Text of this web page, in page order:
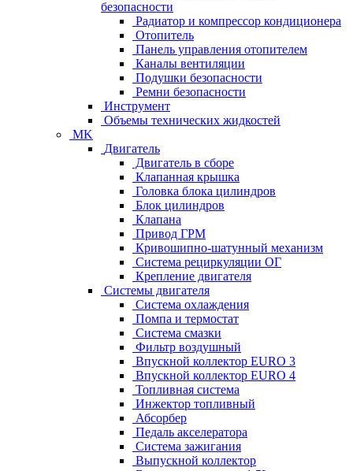
безопасности
Радиатор и компрессор кондиционера
Отопитель
Панель управления отопителем
Каналы вентиляции
Подушки безопасности
Ремни безопасности
Инструмент
Объемы технических жидкостей
MK
Двигатель
Двигатель в сборе
Клапанная крышка
Головка блока цилиндров
Блок цилиндров
Клапана
Привод ГРМ
Кривошипно-шатунный механизм
Система рециркуляции ОГ
Крепление двигателя
Системы двигателя
Система охлаждения
Помпа и термостат
Система смазки
Фильтр воздушный
Впускной коллектор EURO 3
Впускной коллектор EURO 4
Топливная система
Инжектор топливный
Абсорбер
Педаль акселератора
Система зажигания
Выпускной коллектор